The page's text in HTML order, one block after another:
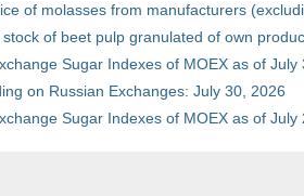
of molasses from manufacturers
stock of beet pulp granulated of own
Sugar Indexes of MOEX as of July
on Russian Exchanges: July 30, 2026
Sugar Indexes of MOEX as of July